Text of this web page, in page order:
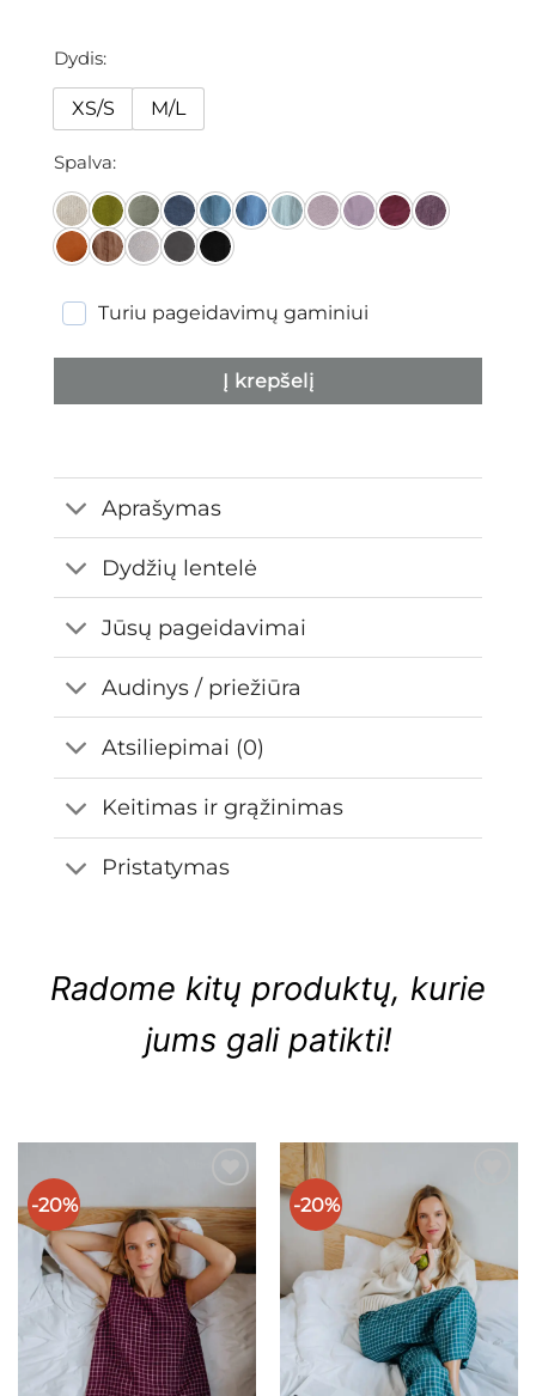
Dydis
XS/S M/L
Spalva
Turiu pageidavimų gaminiui
Į krepšelį
Aprašymas
Dydžių lentelė
Jūsų pageidavimai
Audinys / priežiūra
Atsiliepimai (0)
Keitimas ir grąžinimas
Pristatymas
Radome kitų produktų, kurie
jums gali patikti!
-20%
Mėgstamiausias
-20%
Mėgstamiausias